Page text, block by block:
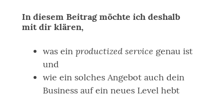
In diesem Beitrag möchte ich deshalb
mit dir klären,
was ein productized service genau ist
und
wie ein solches Angebot auch dein
Business auf ein neues Level hebt